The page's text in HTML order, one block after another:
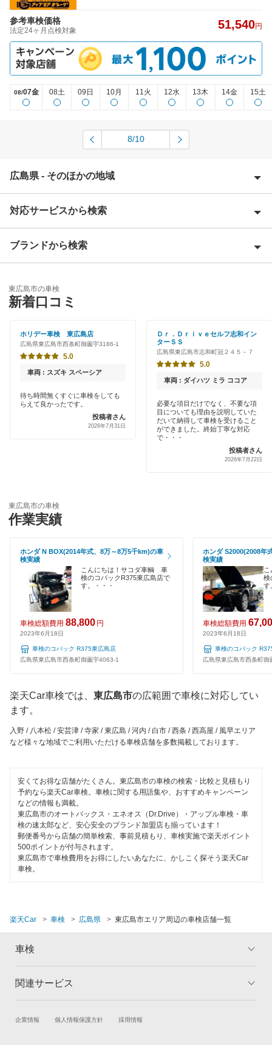
参考車検価格
法定24ヶ月点検対象 51,540円
08/07金 08土 09日 10月 11火 12水 13木 14金 15土
8/10
広島県 - そのほかの地域
安芸郡
江田島市
大竹市
尾道市
呉市
庄原市
福山市
三原市
三次市
山県郡
対応サービスから検索
Award 受賞店
特典あり
クレジットカードOK
土日祝OK
代車あり
120分以内の車検
1日車検
夜間受付
整備保証
1級整備士在籍
コンピューター診断
ブランドから検索
「車検の速太郎」
オートバックス
チャレンジ車検
車検のコバック
東広島市の車検
新着口コミ
ホリデー車検 東広島店
広島県東広島市西条町御薗宇3186-1
5.0
車両 : スズキ スペーシア
待ち時間無くすぐに車検をしても
らえて良かったです。
投稿者さん
2026年7月31日
Ｄｒ．Ｄｒｉｖｅセルフ志和イン
ターＳＳ
広島県東広島市志和町冠２４５－７
5.0
車両 : ダイハツ ミラ ココア
必要な項目だけでなく、不要な項
目についても理由を説明していた
だいて納得して車検を受けること
ができました。終始丁寧な対応
で・・・
投稿者さん
2026年7月22日
東広島市の車検
作業実績
ホンダ N BOX(2014年式、8万～8万5千km)の車
検実績
こんにちは！サコダ車輌 車
検のコバックR375東広島店で
す。・・・
車検総額費用 88,800 円
2023年6月18日
車検のコバック R375東広島店
広島県東広島市西条町御薗宇4063-1
ホンダ S2000(2008年
検実績
こ
検
す
車検総額費用
2023年6月18日
車検のコバック
広島県東広島市西条町御
楽天Car車検では、 東広島市の広範囲で車検に対応してい
ます。
入野 / 八本松 / 安芸津 / 寺家 / 東広島 / 河内 / 白市 / 西条 / 西高屋 / 風早エリア
など様々な地域でご利用いただける車検店舗を多数掲載しております。
安くてお得な店舗がたくさん。東広島市の車検の検索・比較と見積もり
予約なら楽天Car車検。車検に関する用語集や、おすすめキャンペーン
などの情報も満載。
東広島市のオートバックス・エネオス（Dr.Drive）・アップル車検・車
検の速太郎など、安心安全のブランド加盟店も揃っています！
郵便番号から店舗の簡単検索、事前見積もり、車検実施で楽天ポイント
500ポイントが付与されます。
東広島市で車検費用をお得にしたいあなたに、かしこく探そう楽天Car
車検。
楽天Car 車検 広島県 東広島市エリア周辺の車検店舗一覧
車検
トップ
車検の基礎知識 キャンペーン一覧
関連サービス
試乗・商談 新車購入
企業情報 個人情報保護方針 採用情報